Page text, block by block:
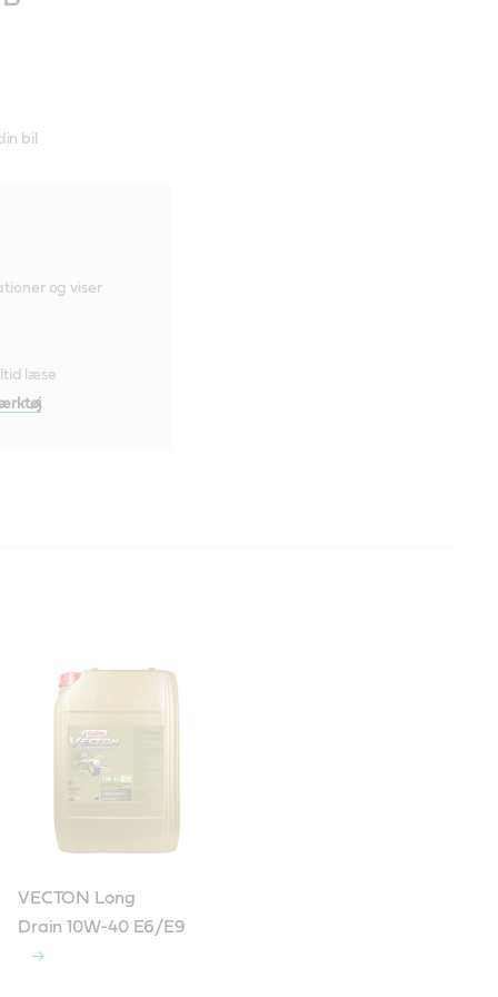
bil
og viser
læse
VECTON Long
Drain 10W-40 E6/E9